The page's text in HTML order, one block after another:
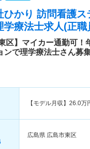
ひかり 訪問看護
学療法士求人(正職
区】マイカー通勤可
ンで理学療法士さん募
【モデル月収】 26.0万
広島県 広島市東区